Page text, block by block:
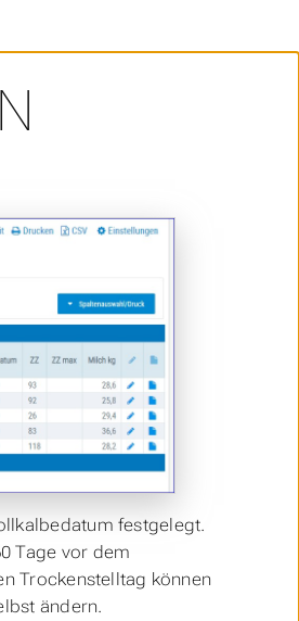
festgelegt.
Tage vor dem
Trockenstelltag können
ändern.